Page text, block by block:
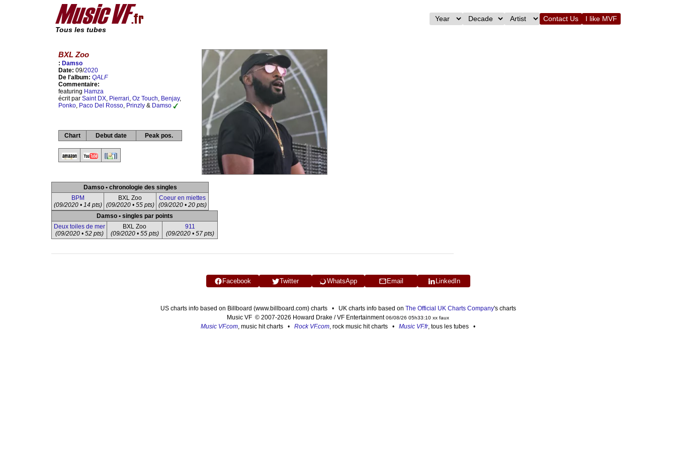
Tous les tubes
Contact Us I like MVF
BXL Zoo
: Damso
Date: 09/2020
De l'album: QALF
Commentaire:
featuring Hamza
écrit par Saint DX, Pierrari, Oz Touch, Benjay,
Ponko, Paco Del Rosso, Prinzly & Damso
Chart Debut date Peak pos.
Damso • chronologie des singles
BPM
(09/2020 • 14 pts)
BXL Zoo
(09/2020 • 55 pts)
Coeur en miettes
(09/2020 • 20 pts)
Damso • singles par points
Deux toiles de mer
(09/2020 • 52 pts)
BXL Zoo
(09/2020 • 55 pts)
911
(09/2020 • 57 pts)
Facebook Twitter WhatsApp Email LinkedIn
US charts info based on Billboard (www.billboard.com) charts • UK charts info based on The Official UK Charts Company's charts
Music VF © 2007-2026 Howard Drake / VF Entertainment06/08/26 05h33:10 xx faux
Music VF.com, music hit charts • Rock VF.com, rock music hit charts • Music VF.fr, tous les tubes •